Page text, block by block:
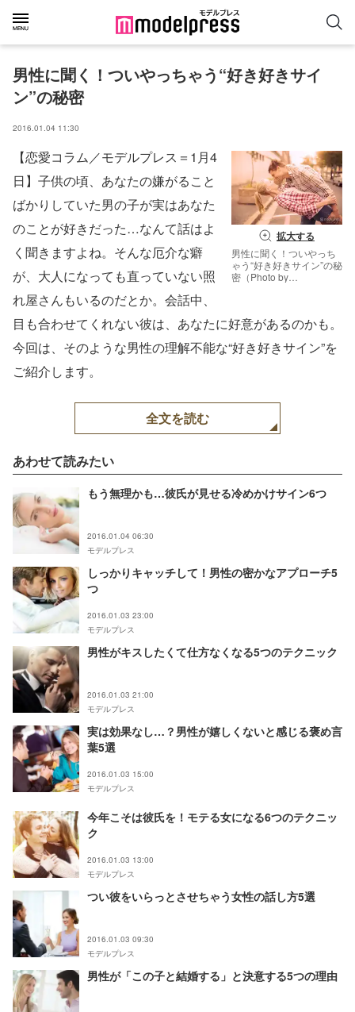
男性に聞く！ついやっちゃう“好き好きサイ
ン”の秘密
2016.01.04 11:30
拡大する
男性に聞く！ついやっち
ゃう“好き好きサイン”の秘
密（Photo by
【恋愛コラム／モデルプレス＝1月4
日】子供の頃、あなたの嫌がること
ばかりしていた男の子が実はあなた
のことが好きだった…なんて話はよ
く聞きますよね。そんな厄介な癖
が、大人になっても直っていない照
れ屋さんもいるのだとか。会話中、
目も合わせてくれない彼は、あなたに好意があるのかも。
今回は、そのような男性の理解不能な“好き好きサイン”を
ご紹介します。
全文を読む
あわせて読みたい
もう無理かも…彼氏が見せる冷めかけサイン6つ
2016.01.04 06:30
モデルプレス
しっかりキャッチして！男性の密かなアプローチ5
つ
2016.01.03 23:00
モデルプレス
男性がキスしたくて仕方なくなる5つのテクニック
2016.01.03 21:00
モデルプレス
実は効果なし…？男性が嬉しくないと感じる褒め言
葉5選
2016.01.03 15:00
モデルプレス
今年こそは彼氏を！モテる女になる6つのテクニッ
ク
2016.01.03 13:00
モデルプレス
つい彼をいらっとさせちゃう女性の話し方5選
2016.01.03 09:30
モデルプレス
男性が「この子と結婚する」と決意する5つの理由